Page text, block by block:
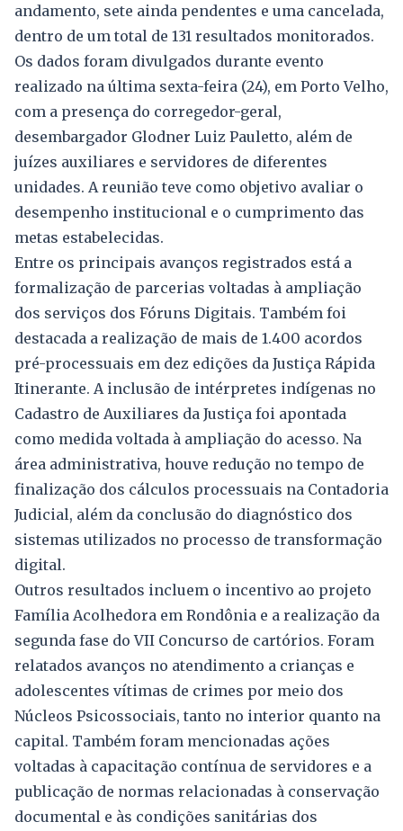
andamento, sete ainda pendentes e uma cancelada,
dentro de um total de 131 resultados monitorados.
Os dados foram divulgados durante evento
realizado na última sexta-feira (24), em Porto Velho,
com a presença do corregedor-geral,
desembargador Glodner Luiz Pauletto, além de
juízes auxiliares e servidores de diferentes
unidades. A reunião teve como objetivo avaliar o
desempenho institucional e o cumprimento das
metas estabelecidas.
Entre os principais avanços registrados está a
formalização de parcerias voltadas à ampliação
dos serviços dos Fóruns Digitais. Também foi
destacada a realização de mais de 1.400 acordos
pré-processuais em dez edições da Justiça Rápida
Itinerante. A inclusão de intérpretes indígenas no
Cadastro de Auxiliares da Justiça foi apontada
como medida voltada à ampliação do acesso. Na
área administrativa, houve redução no tempo de
finalização dos cálculos processuais na Contadoria
Judicial, além da conclusão do diagnóstico dos
sistemas utilizados no processo de transformação
digital.
Outros resultados incluem o incentivo ao projeto
Família Acolhedora em Rondônia e a realização da
segunda fase do VII Concurso de cartórios. Foram
relatados avanços no atendimento a crianças e
adolescentes vítimas de crimes por meio dos
Núcleos Psicossociais, tanto no interior quanto na
capital. Também foram mencionadas ações
voltadas à capacitação contínua de servidores e a
publicação de normas relacionadas à conservação
documental e às condições sanitárias dos